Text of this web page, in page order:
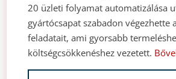
20 üzleti folyamat automatizálása
gyártócsapat szabadon végezhette
feladatait, ami gyorsabb
költségcsökkenéshez vezetett.